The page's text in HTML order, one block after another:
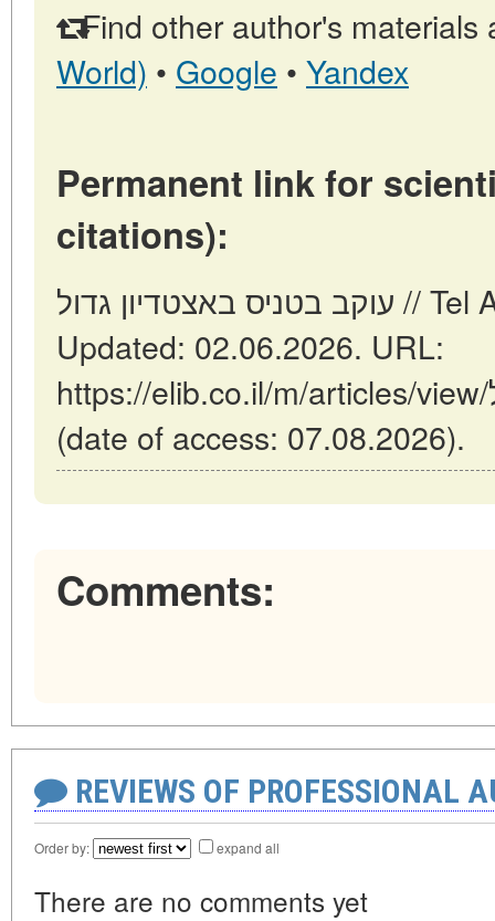
Find other author's materials
World) • Google • Yandex
Permanent link for
citations):
עוקב בטניס באצטדיון גדול // Tel Aviv: Israel (ELIB.CO.IL).
Updated: 02.06.2026. URL:
https://elib.co.il/m/articles/view/עוקב-בטניס-באצטדיון-גדול
(date of access: 07.08.2026).
Comments:
REVIEWS OF PROFESSIONAL
Order by: expand all
There are no comments yet